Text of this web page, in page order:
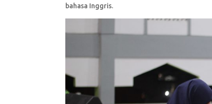
bahasa Inggris.